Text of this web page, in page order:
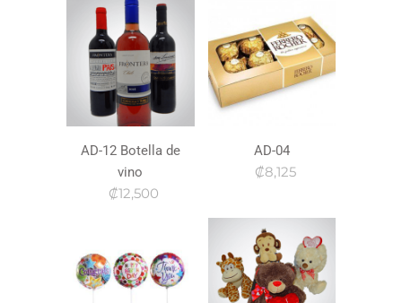
AD-12 Botella de
vino
₡12,500
AD-04
₡8,125